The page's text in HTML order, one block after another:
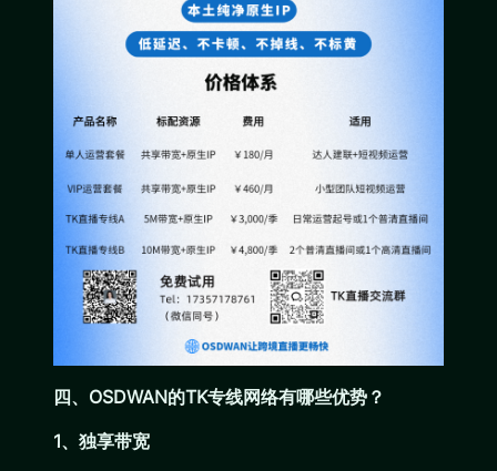
四、OSDWAN的TK专线网络有哪些优势？
1、独享带宽